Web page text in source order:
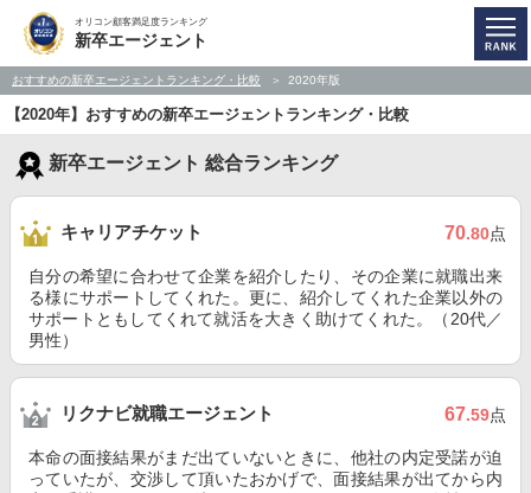
オリコン顧客満足度ランキング
新卒エージェント
おすすめの新卒エージェントランキング・比較 2020年版
【2020年】おすすめの新卒エージェントランキング・比較
新卒エージェント 総合ランキング
キャリアチケット 70.80点
自分の希望に合わせて企業を紹介したり、その企業に就職出来
る様にサポートしてくれた。更に、紹介してくれた企業以外の
サポートともしてくれて就活を大きく助けてくれた。（20代／
男性）
リクナビ就職エージェント 67.59点
本命の面接結果がまだ出ていないときに、他社の内定受諾が迫
っていたが、交渉して頂いたおかげで、面接結果が出てから内